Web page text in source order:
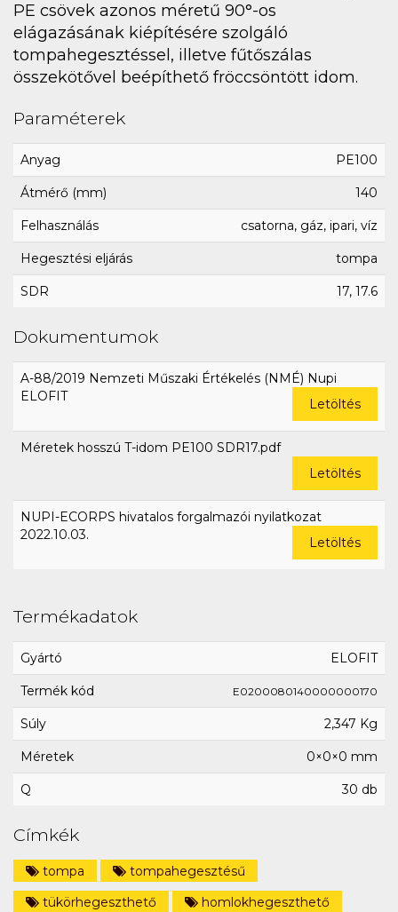
PE csövek azonos méretű 90°-os
elágazásának kiépítésére szolgáló
tompahegesztéssel, illetve fűtőszálas
összekötővel beépíthető fröccsöntött idom.
Paraméterek
Anyag PE100
Átmérő (mm) 140
Felhasználás csatorna, gáz, ipari, víz
Hegesztési eljárás tompa
SDR 17, 17.6
Dokumentumok
A-88/2019 Nemzeti Műszaki Értékelés (NMÉ) Nupi
ELOFIT
Letöltés
Méretek hosszú T-idom PE100 SDR17.pdf
Letöltés
NUPI-ECORPS hivatalos forgalmazói nyilatkozat
2022.10.03.
Letöltés
Termékadatok
Gyártó ELOFIT
Termék kód E0200080140000000170
Súly 2,347 Kg
Méretek 0×0×0 mm
Q 30 db
Címkék
tompa
tompahegesztésű
tükörhegeszthető
homlokhegeszthető